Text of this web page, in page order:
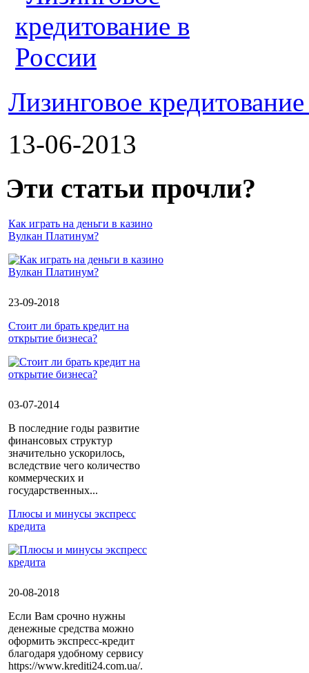
Лизинговое
13-06-2013
Эти статьи прочли?
Как играть на деньги в казино
Вулкан Платинум?
23-09-2018
Стоит ли брать кредит на
открытие бизнеса?
03-07-2014
В последние годы развитие
финансовых структур
значительно ускорилось,
вследствие чего количество
коммерческих и
государственных...
Плюсы и минусы экспресс
кредита
20-08-2018
Если Вам срочно нужны
денежные средства можно
оформить экспресс-кредит
благодаря удобному сервису
https://www.krediti24.com.ua/.